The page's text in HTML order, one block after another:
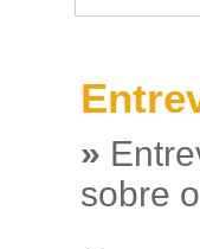
»
sobre